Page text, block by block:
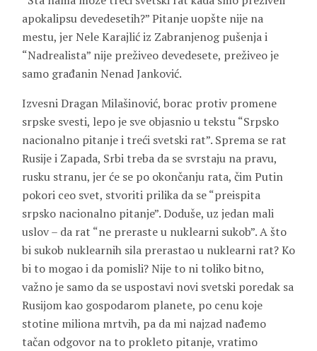
apokalipsu devedesetih?” Pitanje uopšte nije na
mestu, jer Nele Karajlić iz Zabranjenog pušenja i
“Nadrealista” nije preživeo devedesete, preživeo je
samo građanin Nenad Janković.
Izvesni Dragan Milašinović, borac protiv promene
srpske svesti, lepo je sve objasnio u tekstu “Srpsko
nacionalno pitanje i treći svetski rat”. Sprema se rat
Rusije i Zapada, Srbi treba da se svrstaju na pravu,
rusku stranu, jer će se po okončanju rata, čim Putin
pokori ceo svet, stvoriti prilika da se “preispita
srpsko nacionalno pitanje”. Doduše, uz jedan mali
uslov – da rat “ne preraste u nuklearni sukob”. A što
bi sukob nuklearnih sila prerastao u nuklearni rat? Ko
bi to mogao i da pomisli? Nije to ni toliko bitno,
važno je samo da se uspostavi novi svetski poredak sa
Rusijom kao gospodarom planete, po cenu koje
stotine miliona mrtvih, pa da mi najzad nađemo
tačan odgovor na to prokleto pitanje, vratimo